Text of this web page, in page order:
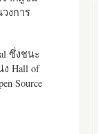
งการ
ซึ่งชนะ
Hall of
Source